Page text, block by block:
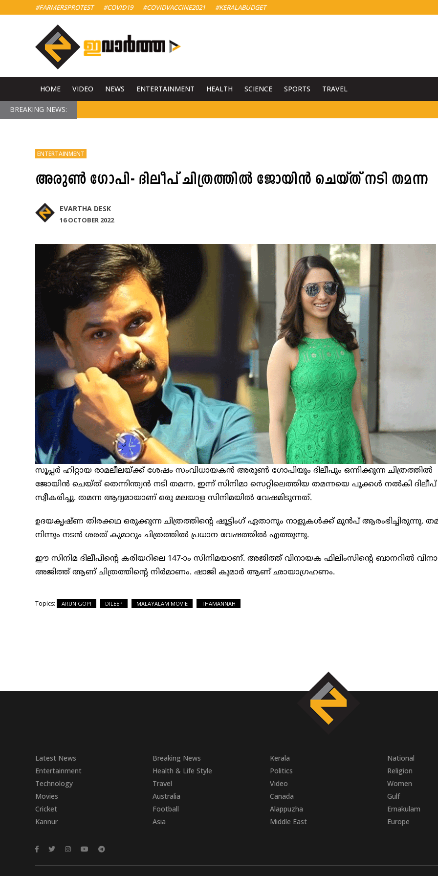
#FARMERSPROTEST #COVID19 #COVIDVACCINE2021 #KERALABUDGET
HOME VIDEO NEWS ENTERTAINMENT HEALTH SCIENCE SPORTS TRAVEL
BREAKING NEWS:
ENTERTAINMENT
അരുൺ ​ഗോപി- ദിലീപ് ചിത്രത്തിൽ ജോയിൻ ചെയ്ത് നടി തമന്ന
EVARTHA DESK
16 OCTOBER 2022
സൂപ്പർ ഹിറ്റായ രാമലീലയ്ക്ക് ശേഷം സംവിധായകൻ അരുൺ ​ഗോപിയും ​ദിലീപും ഒന്നിക്കുന്ന ചിത്രത്തിൽ
ജോയിൻ ചെയ്ത് തെന്നിന്ത്യൻ നടി തമന്ന. ഇന്ന് സിനിമാ സെറ്റിലെത്തിയ തമന്നയെ പൂക്കൾ നൽകി ദിലീപ്
സ്വീകരിച്ചു. തമന്ന ആദ്യമായാണ് ഒരു മലയാള സിനിമയിൽ വേഷമിടുന്നത്.
ഉദയകൃഷ്ണ തിരക്കഥ ഒരുക്കുന്ന ചിത്രത്തിന്റെ ഷൂട്ടിം​ഗ് ഏതാനും നാളുകൾക്ക് മുൻപ് ആരംഭിച്ചിരുന്നു.
നിന്നും നടൻ ശരത് കുമാറും ചിത്രത്തിൽ പ്രധാന വേഷത്തിൽ എത്തുന്നു.
ഈ സിനിമ ദിലീപിന്റെ കരിയറിലെ 147-ാം സിനിമയാണ്. അജിത്ത് വിനായക ഫിലിംസിന്‍റെ ബാനറില്‍
അജിത്ത് ആണ് ചിത്രത്തിന്‍റെ നിര്‍മാണം. ഷാജി കുമാര്‍ ആണ് ഛായാഗ്രഹണം.
Topics: ARUN GOPI DILEEP MALAYALAM MOVIE THAMANNAH
Latest News Breaking News Kerala National
Entertainment
Health & Life Style Politics Religion
Technology
Travel Video Women
Movies
Australia Canada Gulf
Cricket
Football Alappuzha Ernakulam
Kannur
Asia Middle East Europe